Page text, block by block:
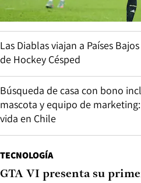
Las Diablas viajan a Países
de Hockey Césped
Búsqueda de casa con bono
mascota y equipo de
vida en Chile
TECNOLOGÍA
GTA VI presenta su